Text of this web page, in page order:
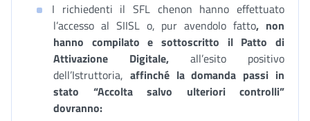
I richiedenti il SFL chenon hanno effettuato
l’accesso al SIISL o, pur avendolo fatto, non
hanno compilato e sottoscritto il Patto di
Attivazione Digitale, all’esito positivo
dell’Istruttoria, affinché la domanda passi in
stato “Accolta salvo ulteriori controlli”
dovranno: